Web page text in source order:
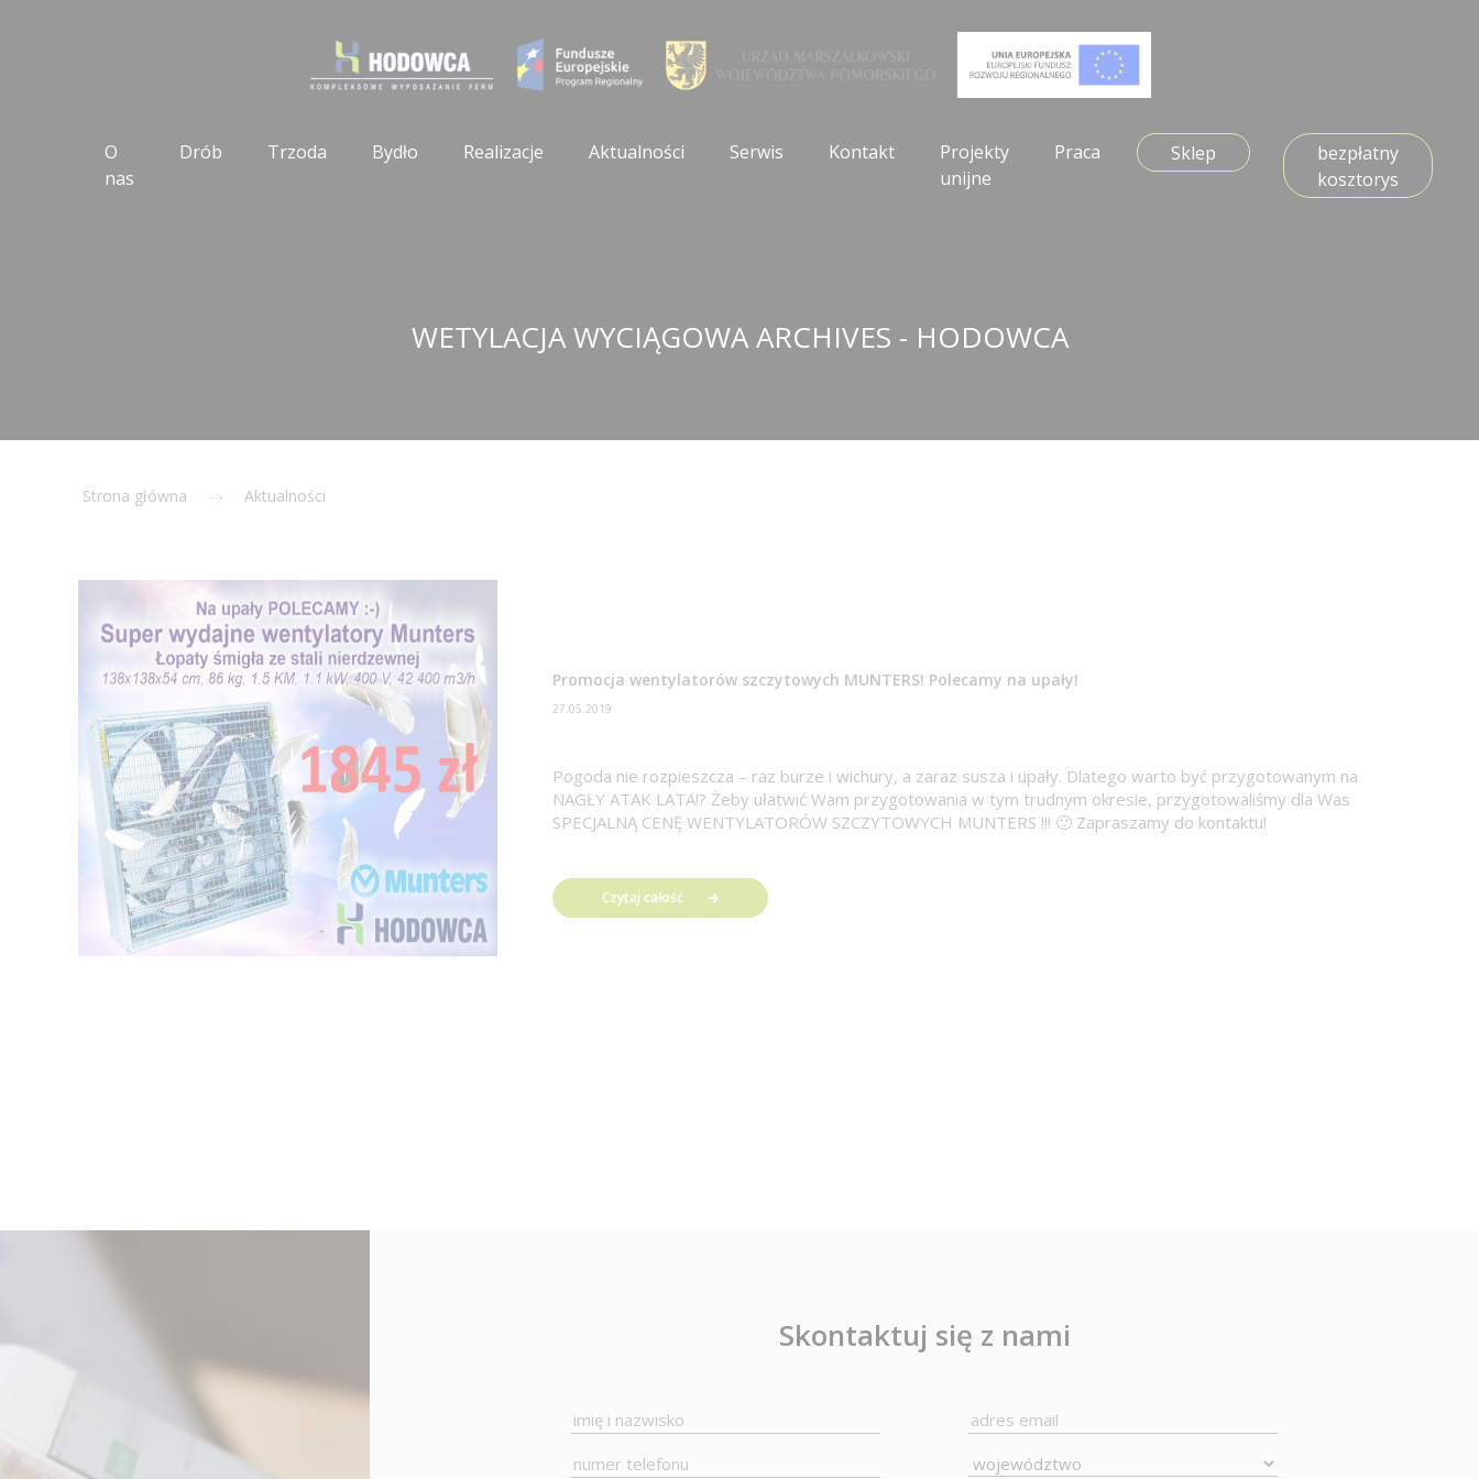
O
nas
Drób Trzoda Bydło Realizacje Aktualności Serwis Kontakt
Projekty
unijne
Praca Sklep
bezpłatny
kosztorys
WETYLACJA WYCIĄGOWA ARCHIVES - HODOWCA
Strona główna Aktualności
Promocja wentylatorów szczytowych MUNTERS! Polecamy na upały!
27.05.2019
Pogoda nie rozpieszcza – raz burze i wichury, a zaraz susza i upały. Dlatego warto być przygotowanym na
NAGŁY ATAK LATA!? Żeby ułatwić Wam przygotowania w tym trudnym okresie, przygotowaliśmy dla Was
SPECJALNĄ CENĘ WENTYLATORÓW SZCZYTOWYCH MUNTERS !!! 🙂 Zapraszamy do kontaktu!
Czytaj całość
Skontaktuj się z nami